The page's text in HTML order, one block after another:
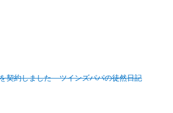
契約しました – ツインズパパの徒然日記